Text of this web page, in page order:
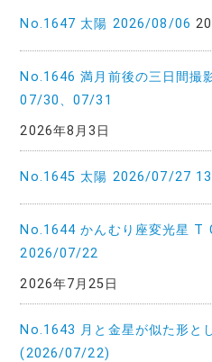
No.1647 太陽 2026/08/06
No.1646 満月前後の三日間撮
07/30、07/31
2026年8月3日
No.1645 太陽 2026/07/27
No.1644 かんむり座変光星 T
2026/07/22
2026年7月25日
No.1643 月と金星が似た形と
(2026/07/22)